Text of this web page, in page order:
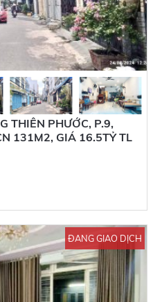
THIÊN PHƯỚC, P.9,
131M2, GIÁ 16.5TỶ TL
ĐANG GIAO DỊCH